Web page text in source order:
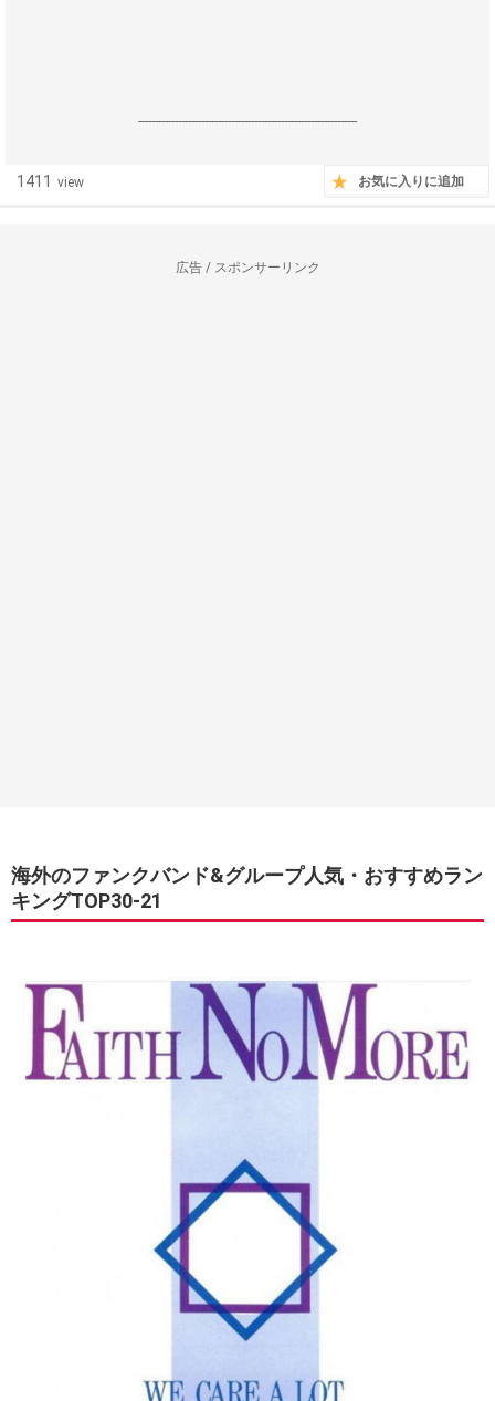
------------------------------------------------------------------
1411 view お気に入りに追加
広告 / スポンサーリンク
海外のファンクバンド&グループ人気・おすすめラン
キングTOP30-21